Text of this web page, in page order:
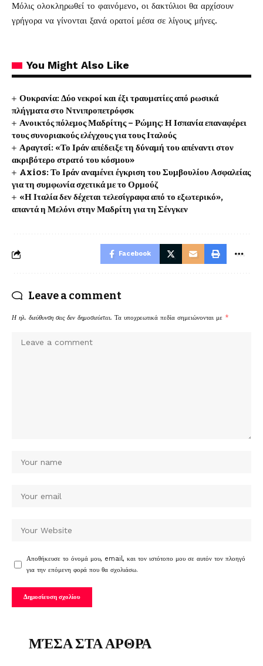
Μόλις ολοκληρωθεί το φαινόμενο, οι δακτύλιοι θα αρχίσουν
γρήγορα να γίνονται ξανά ορατοί μέσα σε λίγους μήνες.
You Might Also Like
Ουκρανία: Δύο νεκροί και έξι τραυματίες από ρωσικά
πλήγματα στο Ντνιπροπετρόφσκ
Ανοικτός πόλεμος Μαδρίτης – Ρώμης: Η Ισπανία επαναφέρει
τους συνοριακούς ελέγχους για τους Ιταλούς
Αραγτσί: «Το Ιράν απέδειξε τη δύναμή του απέναντι στον
ακριβότερο στρατό του κόσμου»
Axios: Το Ιράν αναμένει έγκριση του Συμβουλίου Ασφαλείας
για τη συμφωνία σχετικά με το Ορμούζ
«Η Ιταλία δεν δέχεται τελεσίγραφα από το εξωτερικό»,
απαντά η Μελόνι στην Μαδρίτη για τη Σένγκεν
Facebook
Leave a comment
Η ηλ. διεύθυνση σας δεν δημοσιεύεται. Τα υποχρεωτικά πεδία σημειώνονται με *
Αποθήκευσε το όνομά μου, email, και τον ιστότοπο μου σε αυτόν τον πλοηγό
για την επόμενη φορά που θα σχολιάσω.
ΜΈΣΑ ΣΤΑ ΑΡΘΡΑ